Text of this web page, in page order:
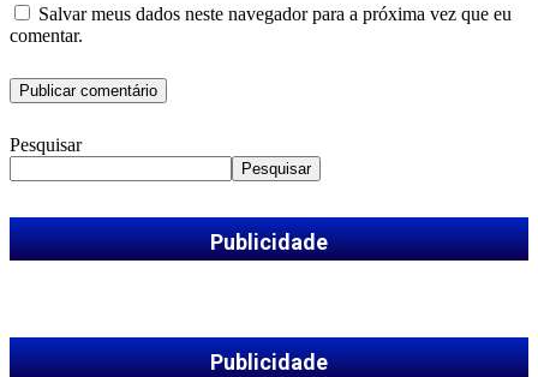
Salvar meus dados neste navegador para a próxima vez que eu
comentar.
Pesquisar
Pesquisar
Publicidade
Publicidade